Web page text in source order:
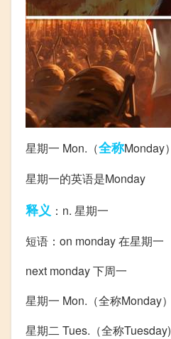
星期一 Mon.（全称Monday）
星期一的英语是Monday
释义 ：n. 星期一
短语：on monday 在星期一
next monday 下周一
星期一 Mon.（全称Monday）
星期二 Tues.（全称Tuesday)